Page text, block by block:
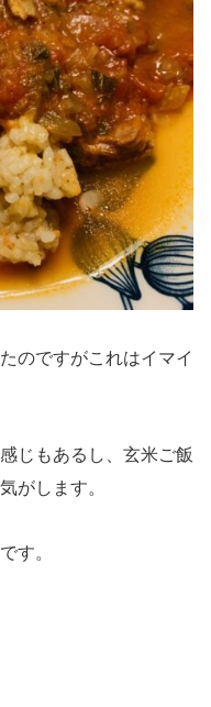
のですがこれはイマイ
じもあるし、玄米ご飯
がします。
す。